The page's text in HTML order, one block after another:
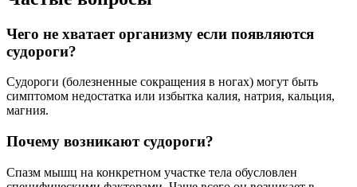
Чего не хватает организму если появляются
судороги?
Судороги (болезненные сокращения в ногах) могут быть
симптомом недостатка или избытка калия, натрия, кальция,
магния.
Почему возникают судороги?
Спазм мышц на конкретном участке тела обусловлен